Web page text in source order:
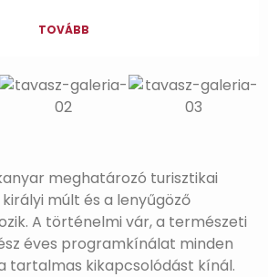
TOVÁBB
meghatározó turisztikai
múlt és a lenyűgöző
A történelmi vár, a természeti
éves programkínálat minden
tartalmas kikapcsolódást kínál.